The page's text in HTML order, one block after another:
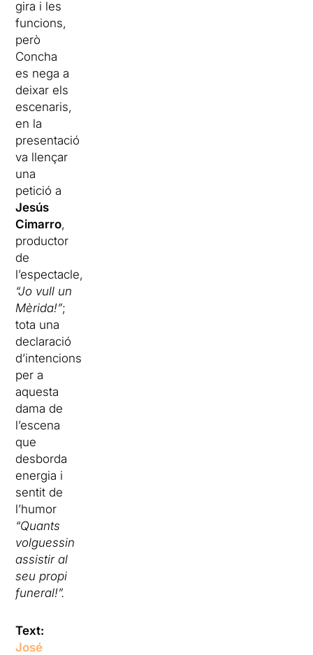
gira i les
funcions,
però
Concha
es nega a
deixar els
escenaris,
en la
presentació
va llençar
una
petició a
Jesús
Cimarro,
productor
de
l’espectacle,
“Jo vull un
Mèrida!”;
tota una
declaració
d’intencions
per a
aquesta
dama de
l’escena
que
desborda
energia i
sentit de
l’humor
“Quants
volguessin
assistir al
seu propi
funeral!”.
Text:
José